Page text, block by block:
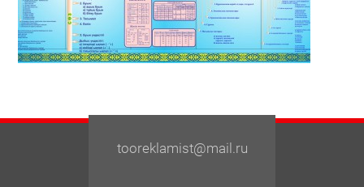
tooreklamist@mail.ru